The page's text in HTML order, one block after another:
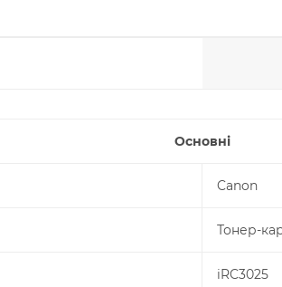
Основні
Canon
Тонер-
iRC3025